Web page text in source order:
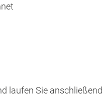
laufen Sie anschließend